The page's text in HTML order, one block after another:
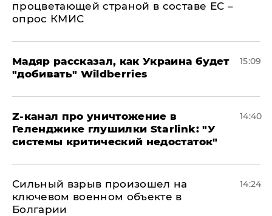
процветающей страной в составе ЕС –
опрос КМИС
Мадяр рассказал, как Украина будет
"добивать" Wildberries
15:09
Z-канал про уничтожение в
Геленджике глушилки Starlink: "У
системы критический недостаток"
14:40
Сильный взрыв произошел на
ключевом военном объекте в
Болгарии
14:24